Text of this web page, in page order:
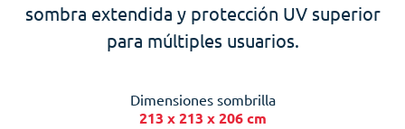
sombra extendida y protección UV superior
para múltiples usuarios.
Dimensiones sombrilla
213 x 213 x 206 cm